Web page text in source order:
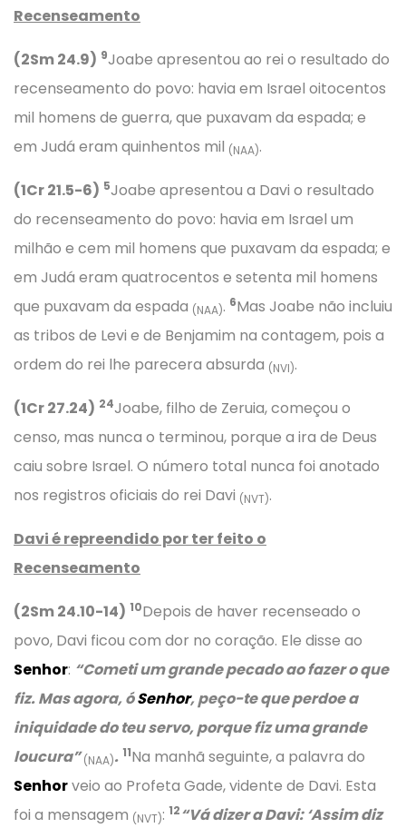
Recenseamento
(2Sm 24.9) 9Joabe apresentou ao rei o resultado do
recenseamento do povo: havia em Israel oitocentos
mil homens de guerra, que puxavam da espada; e
em Judá eram quinhentos mil (NAA).
(1Cr 21.5-6) 5Joabe apresentou a Davi o resultado
do recenseamento do povo: havia em Israel um
milhão e cem mil homens que puxavam da espada; e
em Judá eram quatrocentos e setenta mil homens
que puxavam da espada (NAA). 6Mas Joabe não incluiu
as tribos de Levi e de Benjamim na contagem, pois a
ordem do rei lhe parecera absurda (NVI).
(1Cr 27.24) 24Joabe, filho de Zeruia, começou o
censo, mas nunca o terminou, porque a ira de Deus
caiu sobre Israel. O número total nunca foi anotado
nos registros oficiais do rei Davi (NVT).
Davi é repreendido por ter feito o
Recenseamento
(2Sm 24.10-14) 10Depois de haver recenseado o
povo, Davi ficou com dor no coração. Ele disse ao
Senhor: “Cometi um grande pecado ao fazer o que
fiz. Mas agora, óSenhor, peço-te que perdoe a
iniquidade do teu servo, porque fiz uma grande
loucura”(NAA). 11Na manhã seguinte, a palavra do
Senhorveio ao Profeta Gade, vidente de Davi. Esta
foi a mensagem (NVT): 12“Vá dizer a Davi:‘Assim diz